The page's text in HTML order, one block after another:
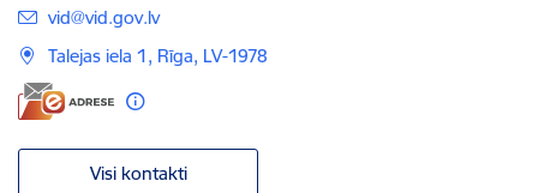
E-pasts:
vid@vid.gov.lv
Talejas iela 1, Rīga, LV-1978
Visi kontakti